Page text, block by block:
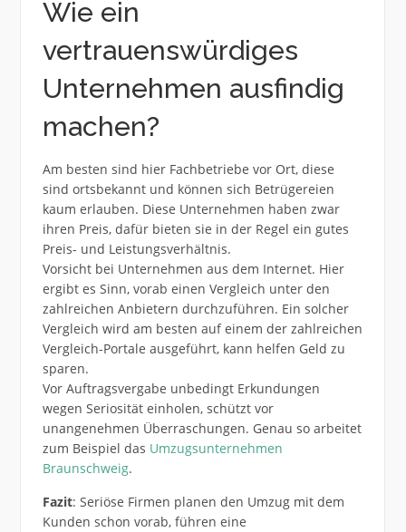
Wie ein
vertrauenswürdiges
Unternehmen ausfindig
machen?
Am besten sind hier Fachbetriebe vor Ort, diese
sind ortsbekannt und können sich Betrügereien
kaum erlauben. Diese Unternehmen haben zwar
ihren Preis, dafür bieten sie in der Regel ein gutes
Preis- und Leistungsverhältnis.
Vorsicht bei Unternehmen aus dem Internet. Hier
ergibt es Sinn, vorab einen Vergleich unter den
zahlreichen Anbietern durchzuführen. Ein solcher
Vergleich wird am besten auf einem der zahlreichen
Vergleich-Portale ausgeführt, kann helfen Geld zu
sparen.
Vor Auftragsvergabe unbedingt Erkundungen
wegen Seriosität einholen, schützt vor
unangenehmen Überraschungen. Genau so arbeitet
zum Beispiel das Umzugsunternehmen
Braunschweig.
Fazit: Seriöse Firmen planen den Umzug mit dem
Kunden schon vorab, führen eine